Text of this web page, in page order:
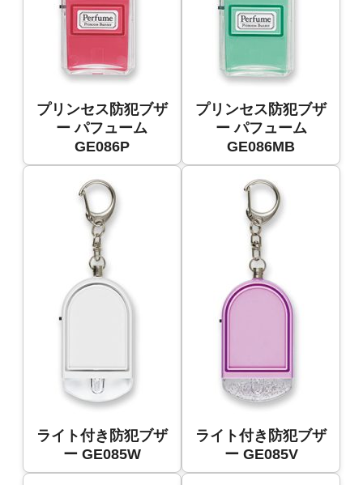
プリンセス防犯ブザ
ー パフューム
GE086P
プリンセス防犯ブザ
ー パフューム
GE086MB
ライト付き防犯ブザ
ー GE085W
ライト付き防犯ブザ
ー GE085V